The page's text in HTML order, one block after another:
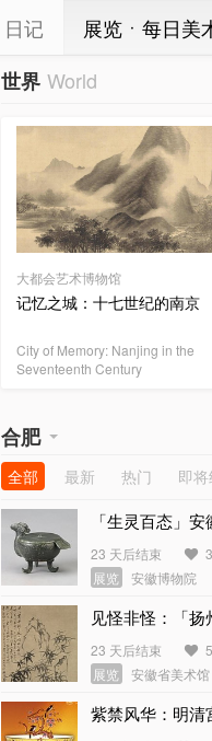
日记
展览ㆍ每日美
世界 World
大都会艺术博物馆
记忆之城：十七世纪的南京
City of Memory: Nanjing in the
Seventeenth Century
合肥
全部 最新 热门 即
「生灵百态」
23 天后结束
展览
安徽博物院
见怪非怪：「
23 天后结束
展览
安徽省美术馆
紫禁风华：明清